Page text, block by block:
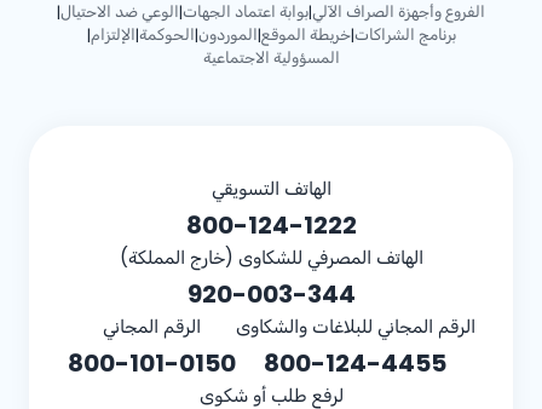
الفروع وأجهزة الصراف الآلي|بوابة اعتماد الجهات|الوعي ضد الاحتيال|
برنامج الشراكات|خريطة الموقع|الموردون|الحوكمة|الإلتزام|
المسؤولية الاجتماعية
الهاتف التسويقي
800-124-1222
الهاتف المصرفي للشكاوى (خارج المملكة)
920-003-344
الرقم المجاني للبلاغات والشكاوى
800-124-4455
الرقم المجاني
800-101-0150
لرفع طلب أو شكوى